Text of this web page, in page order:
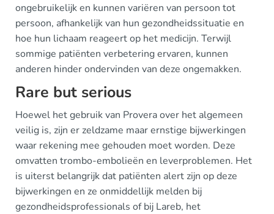
ongebruikelijk en kunnen variëren van persoon tot
persoon, afhankelijk van hun gezondheidssituatie en
hoe hun lichaam reageert op het medicijn. Terwijl
sommige patiënten verbetering ervaren, kunnen
anderen hinder ondervinden van deze ongemakken.
Rare but serious
Hoewel het gebruik van Provera over het algemeen
veilig is, zijn er zeldzame maar ernstige bijwerkingen
waar rekening mee gehouden moet worden. Deze
omvatten trombo-embolieën en leverproblemen. Het
is uiterst belangrijk dat patiënten alert zijn op deze
bijwerkingen en ze onmiddellijk melden bij
gezondheidsprofessionals of bij Lareb, het